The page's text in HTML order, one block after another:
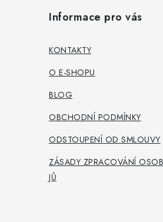
Informace pro vás
KONTAKTY
O E-SHOPU
BLOG
OBCHODNÍ PODMÍNKY
ODSTOUPENÍ OD SMLOUVY
ZÁSADY ZPRACOVÁNÍ
JŮ